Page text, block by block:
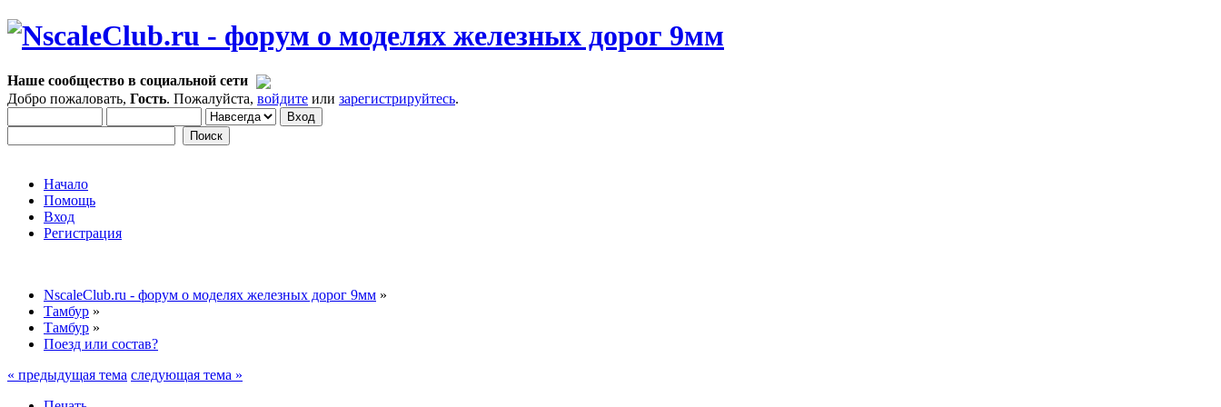
Наше сообщество в социальной сети
Добро пожаловать, Гость. Пожалуйста, войдите или зарегистрируйтесь.
Начало
Помощь
Вход
Регистрация
NscaleClub.ru - форум о моделях железных дорог 9мм »
Тамбур »
Тамбур »
Поезд или состав?
« предыдущая тема следующая тема »